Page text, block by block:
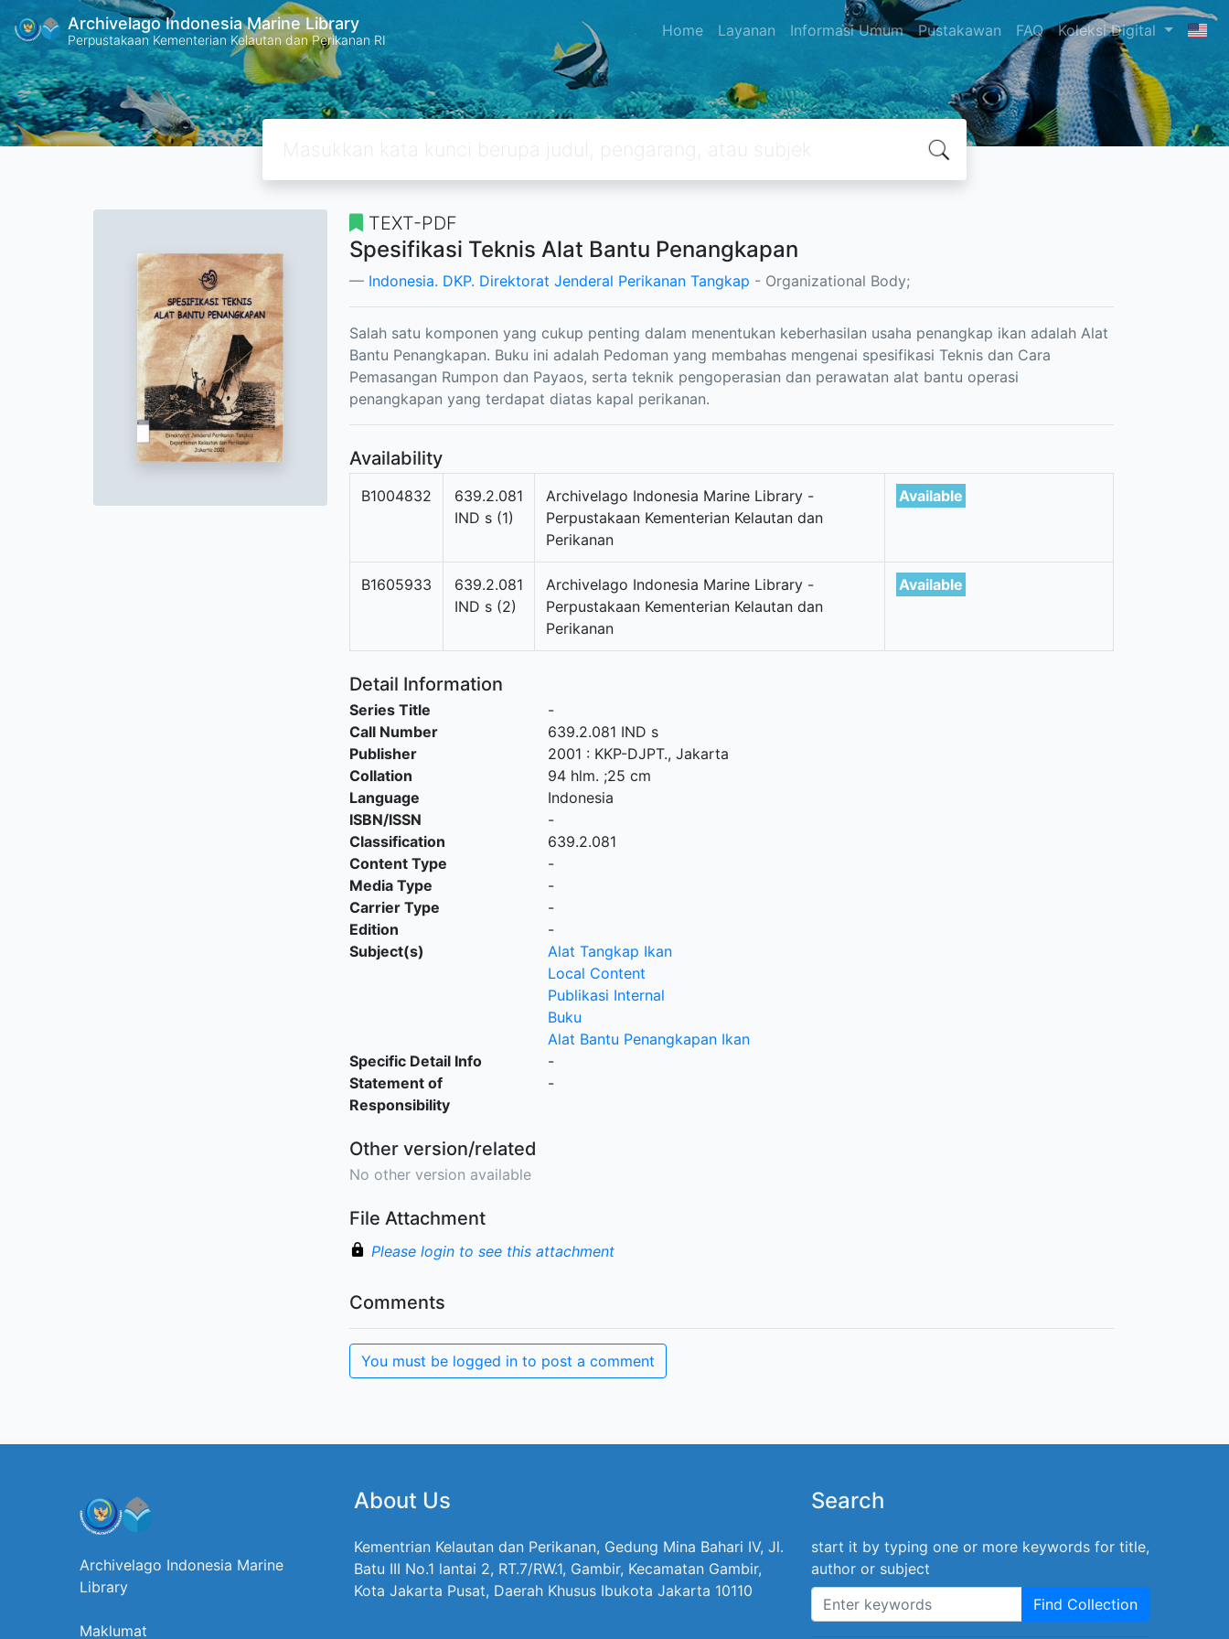
Archivelago Indonesia Marine Library
Perpustakaan Kementerian Kelautan dan Perikanan RI Home Layanan Informasi Umum Pustakawan FAQ Koleksi Digital
TEXT-PDF
Spesifikasi Teknis Alat Bantu Penangkapan
Indonesia. DKP. Direktorat Jenderal Perikanan Tangkap - Organizational Body;
Salah satu komponen yang cukup penting dalam menentukan keberhasilan usaha penangkap ikan adalah Alat
Bantu Penangkapan. Buku ini adalah Pedoman yang membahas mengenai spesifikasi Teknis dan Cara
Pemasangan Rumpon dan Payaos, serta teknik pengoperasian dan perawatan alat bantu operasi
penangkapan yang terdapat diatas kapal perikanan.
Availability
B1004832
639.2.081
IND s (1)
Archivelago Indonesia Marine Library -
Perpustakaan Kementerian Kelautan dan
Perikanan
Available
B1605933
639.2.081
IND s (2)
Archivelago Indonesia Marine Library -
Perpustakaan Kementerian Kelautan dan
Perikanan
Available
Detail Information
Series Title
-
Call Number
639.2.081 IND s
Publisher
2001 : KKP-DJPT., Jakarta
Collation
94 hlm. ;25 cm
Language
Indonesia
ISBN/ISSN
-
Classification
639.2.081
Content Type
-
Media Type
-
Carrier Type
-
Edition
-
Subject(s)
Alat Tangkap Ikan
Local Content
Publikasi Internal
Buku
Alat Bantu Penangkapan Ikan
Specific Detail Info
-
Statement of
Responsibility
-
Other version/related
No other version available
File Attachment
Please login to see this attachment
Comments
You must be logged in to post a comment
Archivelago Indonesia Marine
Library
Maklumat
About Us
Kementrian Kelautan dan Perikanan, Gedung Mina Bahari IV, Jl.
Batu III No.1 lantai 2, RT.7/RW.1, Gambir, Kecamatan Gambir,
Kota Jakarta Pusat, Daerah Khusus Ibukota Jakarta 10110
Search
start it by typing one or more keywords for title,
author or subject
Find Collection